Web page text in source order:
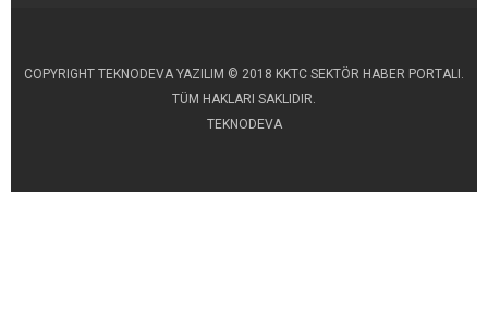
COPYRIGHT TEKNODEVA YAZILIM © 2018 KKTC SEKTÖR HABER PORTALI.
TÜM HAKLARI SAKLIDIR.
TEKNODEVA